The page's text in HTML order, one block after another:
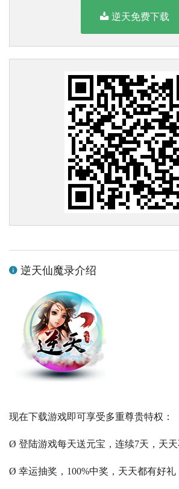
逆天免费下载
逆天仙魔录介绍
现在下载游戏即可享受多重尊贵特权：
Ø 登陆游戏每天送元宝，连续7天，天天
Ø 幸运抽奖，100%中奖，天天都有好礼